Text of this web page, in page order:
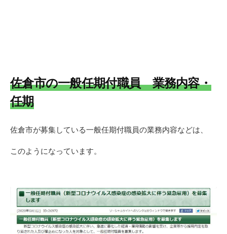
佐倉市の一般任期付職員業務内容・
任期
佐倉市が募集している一般任期付職員の業務内容などは、
このようになっています。